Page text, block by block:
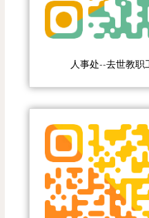
人事处--去世教职